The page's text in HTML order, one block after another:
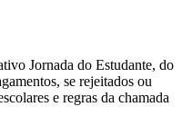
Jornada do Estudante, do
se rejeitados ou
e regras da chamada